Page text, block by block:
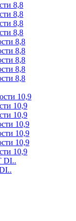
8,8
8,8
8,8
8,8
8,8
8,8
8,8
8,8
8,8
10,9
10,9
10,9
10,9
10,9
10,9
10,9